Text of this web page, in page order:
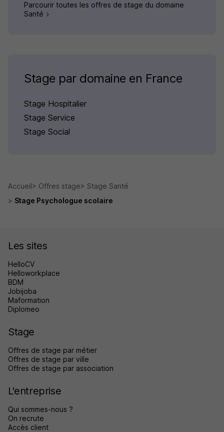
Parcourir toutes les offres de stage du domaine
Santé
Stage par domaine en France
Stage Hospitalier
Stage Service
Stage Social
Accueil Offres stage
Stage Santé
Stage Psychologue scolaire
Les sites
HelloCV
Helloworkplace
BDM
Jobijoba
Maformation
Diplomeo
Stage
Offres de stage par métier
Offres de stage par ville
Offres de stage par association
L'entreprise
Qui sommes-nous ?
On recrute
Accès client